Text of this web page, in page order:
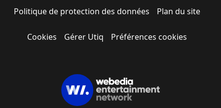
Politique de protection des données Plan du site
Cookies Gérer Utiq Préférences cookies